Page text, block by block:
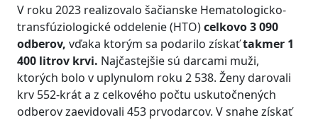
V roku 2023 realizovalo šačianske Hematologicko-
transfúziologické oddelenie (HTO)celkovo3 090
odberov, vďaka ktorým sa podarilo získaťtakmer 1
400 litrov krvi. Najčastejšie sú darcami muži,
ktorých bolo v uplynulom roku 2 538. Ženy darovali
krv 552-krát a z celkového počtu uskutočnených
odberov zaevidovali 453 prvodarcov. V snahe získať